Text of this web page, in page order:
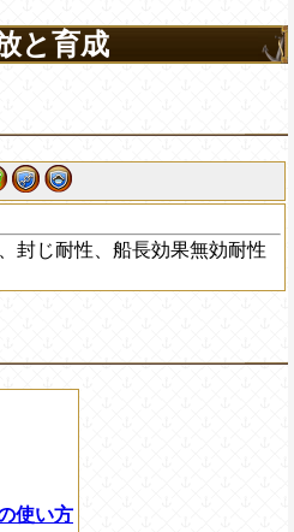
と育成
封じ耐性、船長効果無効耐性
使い方